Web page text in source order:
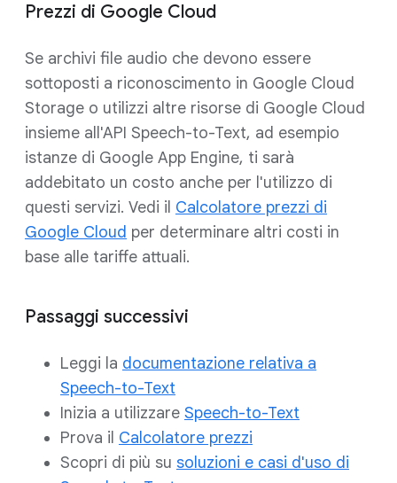
Prezzi di Google Cloud
Se archivi file audio che devono essere
sottoposti a riconoscimento in Google Cloud
Storage o utilizzi altre risorse di Google Cloud
insieme all'API Speech-to-Text, ad esempio
istanze di Google App Engine, ti sarà
addebitato un costo anche per l'utilizzo di
questi servizi. Vedi il Calcolatore prezzi di
Google Cloud per determinare altri costi in
base alle tariffe attuali.
Passaggi successivi
Leggi la documentazione relativa a
Speech-to-Text
Inizia a utilizzare Speech-to-Text
Prova il Calcolatore prezzi
Scopri di più su soluzioni e casi d'uso di